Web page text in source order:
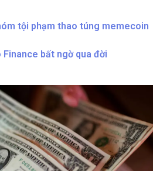
tội phạm thao túng memecoin
bất ngờ qua đời